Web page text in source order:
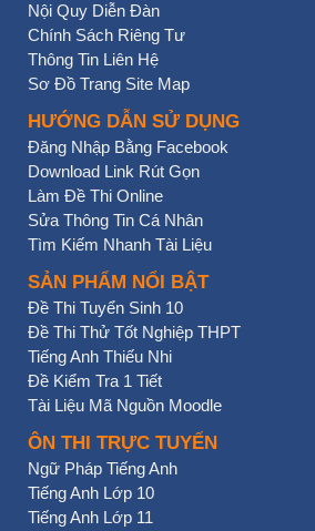
Nội Quy Diễn Đàn
Chính Sách Riêng Tư
Thông Tin Liên Hệ
Sơ Đồ Trang Site Map
HƯỚNG DẪN SỬ DỤNG
Đăng Nhập Bằng Facebook
Download Link Rút Gọn
Làm Đề Thi Online
Sửa Thông Tin Cá Nhân
Tìm Kiếm Nhanh Tài Liệu
SẢN PHẨM NỔI BẬT
Đề Thi Tuyển Sinh 10
Đề Thi Thử Tốt Nghiệp THPT
Tiếng Anh Thiếu Nhi
Đề Kiểm Tra 1 Tiết
Tài Liệu Mã Nguồn Moodle
ÔN THI TRỰC TUYẾN
Ngữ Pháp Tiếng Anh
Tiếng Anh Lớp 10
Tiếng Anh Lớp 11